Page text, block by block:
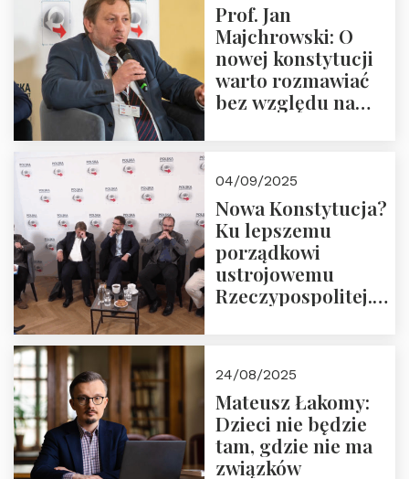
Prof. Jan
Majchrowski: O
nowej konstytucji
warto rozmawiać
bez względu na
04/09/2025
Nowa Konstytucja?
Ku lepszemu
porządkowi
ustrojowemu
Rzeczypospolitej.
24/08/2025
Mateusz Łakomy:
Dzieci nie będzie
tam, gdzie nie ma
związków